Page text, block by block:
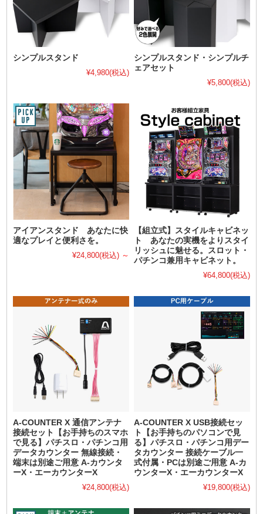
シンプルスタンド
¥4,980(税込)
シンプルスタンド・シンプルチ
ェアセット
¥5,800(税込)
アイアンスタンド あなたに快
適なプレイと便利さを。
¥24,800(税込) ～
【組立式】スタイルキャビネッ
ト あなたの実機をよりスタイ
リッシュに魅せる。スロット・
パチンコ兼用キャビネット。
¥64,800(税込)
A-COUNTER X 通信アンテナ
接続セット【お手持ちのスマホ
で見る】パチスロ・パチンコ用
データカウンター 無線接続・
端末は別途ご用意 A-カウンタ
ーX・エーカウンターX
¥24,800(税込)
A-COUNTER X USB接続セッ
ト【お手持ちのパソコンで見
る】パチスロ・パチンコ用デー
タカウンター 接続ケーブル一
式付属・PCは別途ご用意 A-カ
ウンターX・エーカウンターX
¥19,800(税込)